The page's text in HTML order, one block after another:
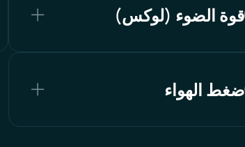
قوة الضوء (لوكس)
ضغط الهواء